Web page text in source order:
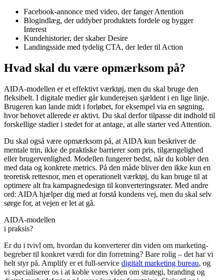
Facebook-annonce med video, der fanger Attention
Blogindlæg, der uddyber produktets fordele og bygger
Interest
Kundehistorier, der skaber Desire
Landingsside med tydelig CTA, der leder til Action
Hvad skal du være opmærksom på?
AIDA-modellen er et effektivt værktøj, men du skal bruge den
fleksibelt. I digitale medier går kunderejsen sjældent i en lige linje.
Brugeren kan lande midt i forløbet, for eksempel via en søgning,
hvor behovet allerede er aktivt. Du skal derfor tilpasse dit indhold til
forskellige stadier i stedet for at antage, at alle starter ved Attention.
Du skal også være opmærksom på, at AIDA kun beskriver de
mentale trin, ikke de praktiske barrierer som pris, tilgængelighed
eller brugervenlighed. Modellen fungerer bedst, når du kobler den
med data og konkrete metrics. På den måde bliver den ikke kun en
teoretisk rettesnor, men et operationelt værktøj, du kan bruge til at
optimere alt fra kampagnedesign til konverteringsrater. Med andre
ord: AIDA hjælper dig med at forstå kundens vej, men du skal selv
sørge for, at vejen er let at gå.
AIDA-modellen
i praksis?
Er du i tvivl om, hvordan du konverterer din viden om marketing-
begreber til konkret værdi for din forretning? Bare rolig – det har vi
helt styr på. Amplify er et full-service digitalt marketing bureau, og
vi specialiserer os i at koble vores viden om strategi, branding og